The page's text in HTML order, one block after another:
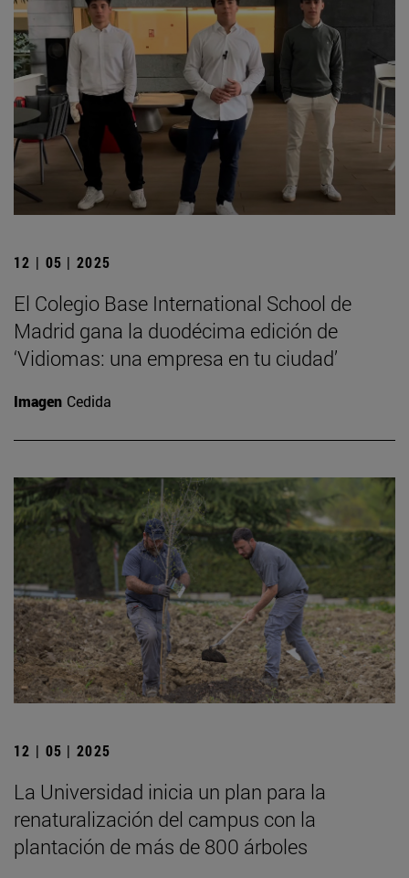
12 | 05 | 2025
El Colegio Base International School de
Madrid gana la duodécima edición de
‘Vidiomas: una empresa en tu ciudad’
Imagen Cedida
12 | 05 | 2025
La Universidad inicia un plan para la
renaturalización del campus con la
plantación de más de 800 árboles